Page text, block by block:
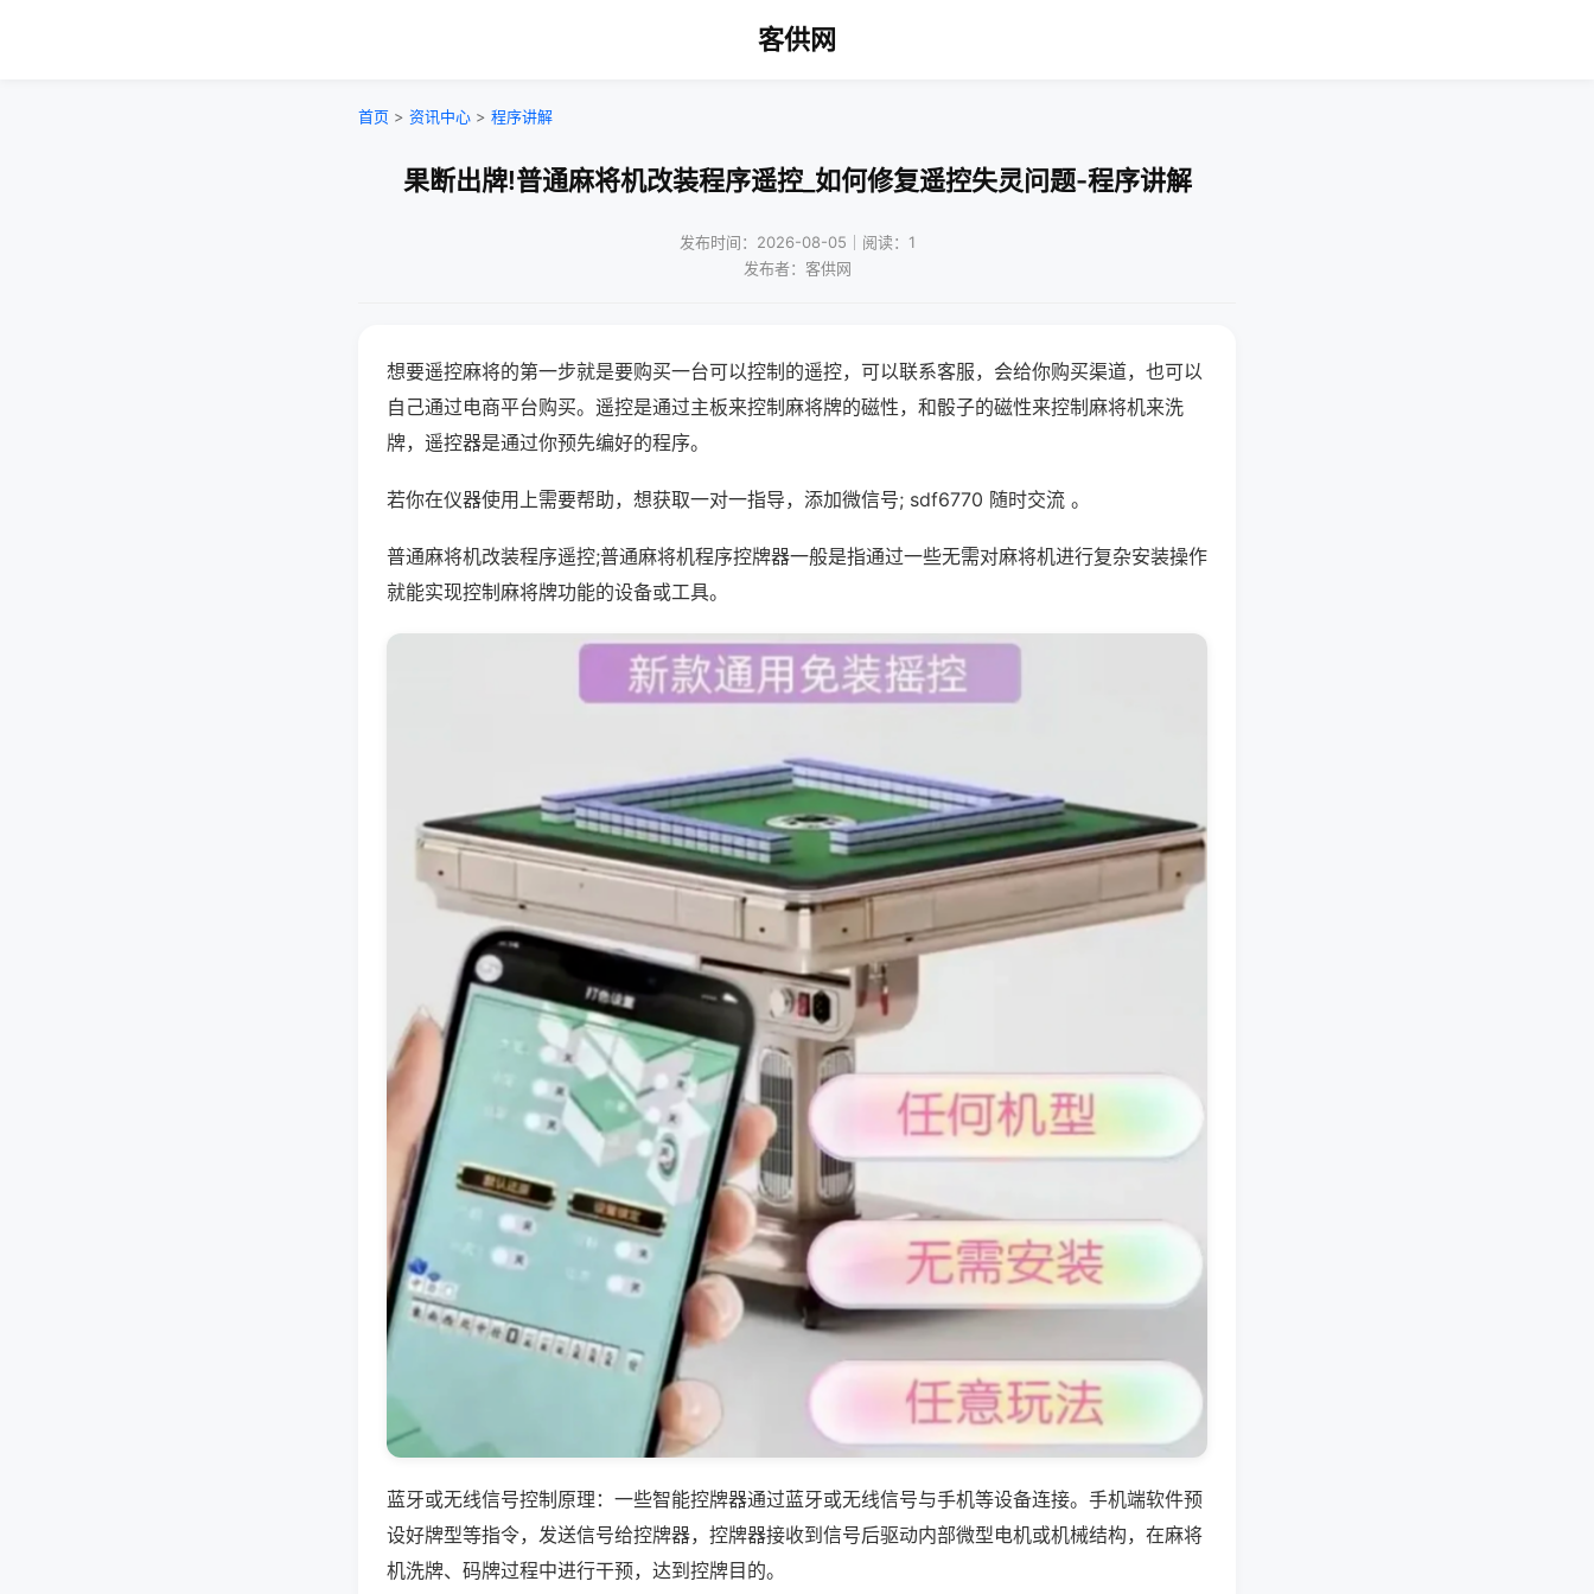
客供网
首页 > 资讯中心 > 程序讲解
果断出牌!普通麻将机改装程序遥控_如何修复遥控失灵问题-程序讲解
发布时间：2026-08-05｜阅读：1
发布者：客供网
想要遥控麻将的第一步就是要购买一台可以控制的遥控，可以联系客服，会给你购买渠道，也可以
自己通过电商平台购买。遥控是通过主板来控制麻将牌的磁性，和骰子的磁性来控制麻将机来洗
牌，遥控器是通过你预先编好的程序。
若你在仪器使用上需要帮助，想获取一对一指导，添加微信号; sdf6770 随时交流 。
普通麻将机改装程序遥控;普通麻将机程序控牌器一般是指通过一些无需对麻将机进行复杂安装操作
就能实现控制麻将牌功能的设备或工具。
蓝牙或无线信号控制原理：一些智能控牌器通过蓝牙或无线信号与手机等设备连接。手机端软件预
设好牌型等指令，发送信号给控牌器，控牌器接收到信号后驱动内部微型电机或机械结构，在麻将
机洗牌、码牌过程中进行干预，达到控牌目的。